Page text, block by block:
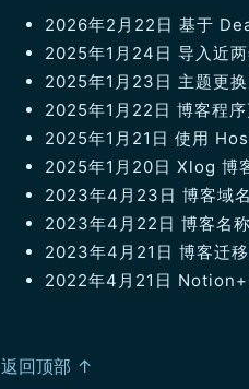
2026年2月22日 基于
2025年1月24日 导入近
2025年1月23日 主题更
2025年1月22日 博客程
2025年1月21日 使用
2025年1月20日 Xlog 博
2023年4月23日 博客域
2023年4月22日 博客名
2023年4月21日 博客迁
2022年4月21日
返回顶部 ↑